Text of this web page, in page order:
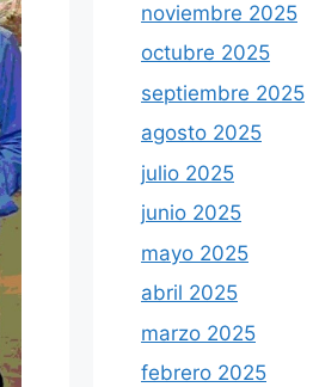
noviembre 2025
octubre 2025
septiembre 2025
agosto 2025
julio 2025
junio 2025
mayo 2025
abril 2025
marzo 2025
febrero 2025